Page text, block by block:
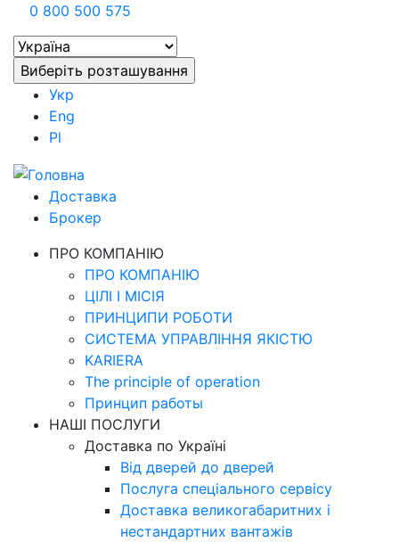
0 800 500 575
Укр
Eng
Pl
Доставка
Брокер
ПРО КОМПАНІЮ
ПРО КОМПАНІЮ
ЦІЛІ І МІСІЯ
ПРИНЦИПИ РОБОТИ
СИСТЕМА УПРАВЛІННЯ ЯКІСТЮ
KARIERA
The principle of operation
Принцип работы
НАШІ ПОСЛУГИ
Доставка по Україні
Від дверей до дверей
Послуга спеціального сервісу
Доставка великогабаритних і
нестандартних вантажів